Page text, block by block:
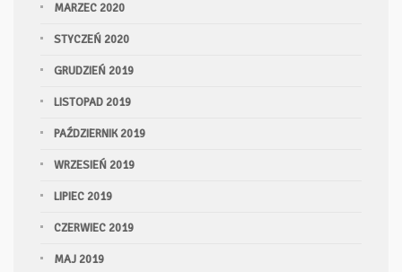
MARZEC 2020
STYCZEŃ 2020
GRUDZIEŃ 2019
LISTOPAD 2019
PAŹDZIERNIK 2019
WRZESIEŃ 2019
LIPIEC 2019
CZERWIEC 2019
MAJ 2019